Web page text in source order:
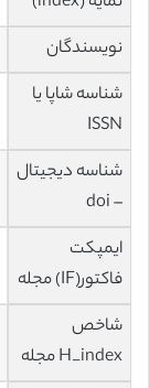
نویسندگان
شناسه شاپا یا
ISSN
شناسه دیجیتال
– doi
ایمپکت
فاکتور(IF) مجله
شاخص
H_index مجله